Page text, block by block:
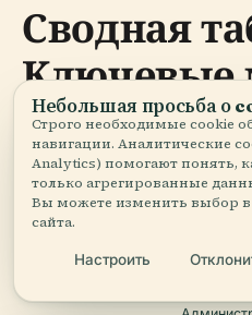
Сводная
Ключевые
Название объекта Описание
Мунка
Небольшая просьба о
Строго необходимые cookie
навигации. Аналитические
Analytics) помогают понять,
только агрегированные
Вы можете изменить выбор
сайта.
Настроить